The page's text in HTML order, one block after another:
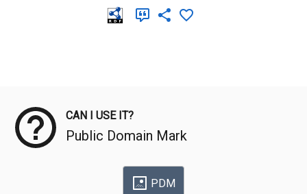
CAN I USE IT?
Public Domain Mark
PDM